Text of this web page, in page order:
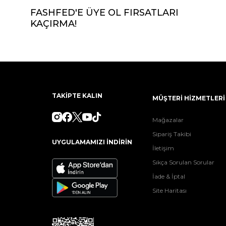
FASHFED'E ÜYE OL FIRSATLARI
KAÇIRMA!
TAKİPTE KALIN
UYGULAMAMIZI İNDİRİN
MÜŞTERİ HİZMETLERİ
Mağazalar
Sipariş Takibi
İletişim
Sıkça Sorulan Sorular
İade & İptal
Site Haritası